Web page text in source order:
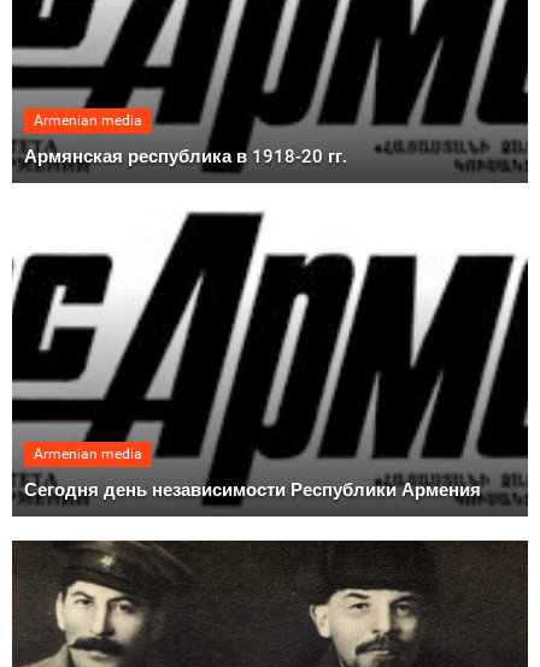
Armenian media
Армянская республика в 1918-20 гг.
Armenian media
Сегодня день независимости Республики Армения